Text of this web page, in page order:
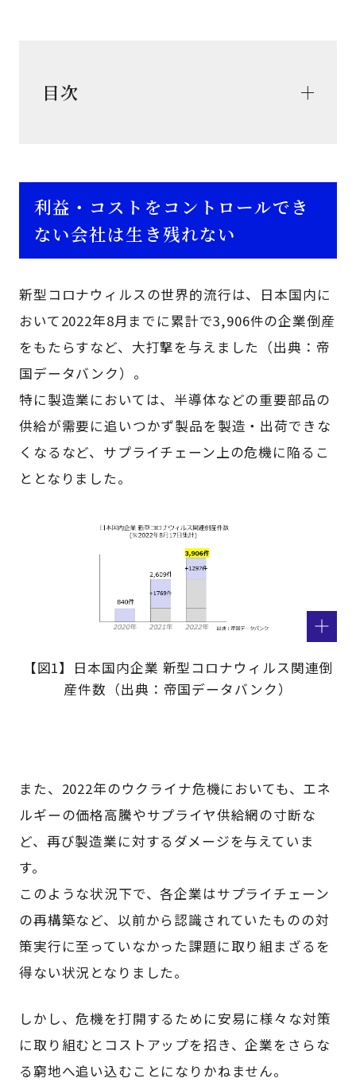
目次
利益・コストをコントロールでき
ない会社は生き残れない
新型コロナウィルスの世界的流行は、日本国内に
おいて2022年8月までに累計で3,906件の企業倒産
をもたらすなど、大打撃を与えました（出典：帝
国データバンク）。
特に製造業においては、半導体などの重要部品の
供給が需要に追いつかず製品を製造・出荷できな
くなるなど、サプライチェーン上の危機に陥るこ
ととなりました。
【図1】日本国内企業 新型コロナウィルス関連倒
産件数（出典：帝国データバンク）
また、2022年のウクライナ危機においても、エネ
ルギーの価格高騰やサプライヤ供給網の寸断な
ど、再び製造業に対するダメージを与えていま
す。
このような状況下で、各企業はサプライチェーン
の再構築など、以前から認識されていたものの対
策実行に至っていなかった課題に取り組まざるを
得ない状況となりました。
しかし、危機を打開するために安易に様々な対策
に取り組むとコストアップを招き、企業をさらな
る窮地へ追い込むことになりかねません。